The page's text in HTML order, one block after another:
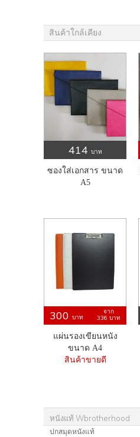
สินค้าใกล้เคียง
414 บาท
ซองใส่เอกสาร ขนาด
A5
300 บาท
จาก
336 บาท
แผ่นรองเขียนหนัง
ขนาด A4
สินค้าขายดี
หนังแท้ Wbrotherhood
ปกสมุดหนังแท้